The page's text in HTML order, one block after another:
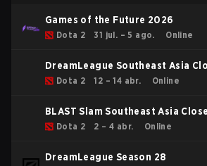
Games of the Future 2026
Dota 2 31 jul. – 5 ago. Online
DreamLeague Southeast Asia
Dota 2 12 – 14 abr. Online
BLAST Slam Southeast Asia
Dota 2 2 – 4 abr. Online
DreamLeague Season 28